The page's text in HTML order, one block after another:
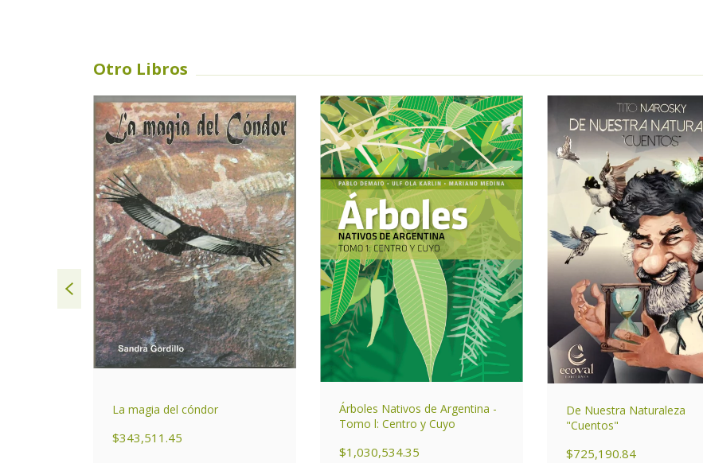
Otro Libros
La magia del cóndor
$343,511.45
Árboles Nativos de Argentina -
Tomo l: Centro y Cuyo
$1,030,534.35
De Nuestra Naturaleza
"Cuentos"
$725,190.84